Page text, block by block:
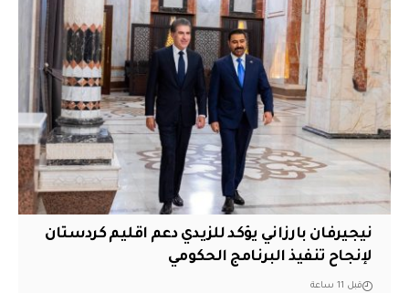
نيجيرفان بارزاني يؤكد للزيدي دعم اقليم ‏كردستان
لإنجاح تنفيذ البرنامج الحكومي
قبل 11 ساعة